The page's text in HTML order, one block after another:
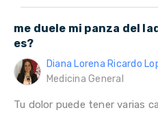
me duele mi panza del
es?
Diana Lorena Ricardo
Medicina General
Tu dolor puede tener varias